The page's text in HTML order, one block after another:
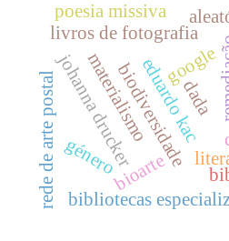
biodiversidade
bioarte
google
livros de fotografia
bibliotecas
johanna druckereduardo kac
género
poesia missiva
rede de arte postal dada
materialismo